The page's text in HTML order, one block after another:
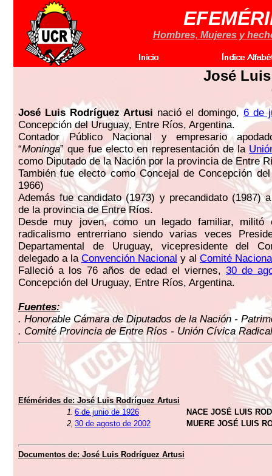
Hombres, Mujeres y
José
José Luis Rodríguez Artusi nació el domingo, 6 de
Concepción del Uruguay, Entre Ríos, Argentina.
Contador Público Nacional y empresario
“Moninga” que fue electo en representación de la
como Diputado de la Nación por la provincia de Entre
También fue electo como Concejal de Concepción
1966)
Además fue candidato (1973) y precandidato (1987)
de la provincia de Entre Ríos.
Desde muy joven, como un legado familiar,
radicalismo entrerriano siendo varias veces
Departamental de Uruguay, vicepresidente del
delegado a la Convención Nacional y al Comité
Falleció a los 76 años de edad el viernes, 30 de
Concepción del Uruguay, Entre Ríos, Argentina.
Fuentes:
. Honorable Cámara de Diputados de la Nación -
. Comité Provincia de Entre Ríos - Unión Cívica
Efémérides de: José Luis Rodríguez Artusi
1. 6 de junio de 1926
NACE JOSÉ LUIS
2, 30 de agosto de 2002 MUERE JOSÉ LUIS
Documentos de: José Luis Rodríguez Artusi